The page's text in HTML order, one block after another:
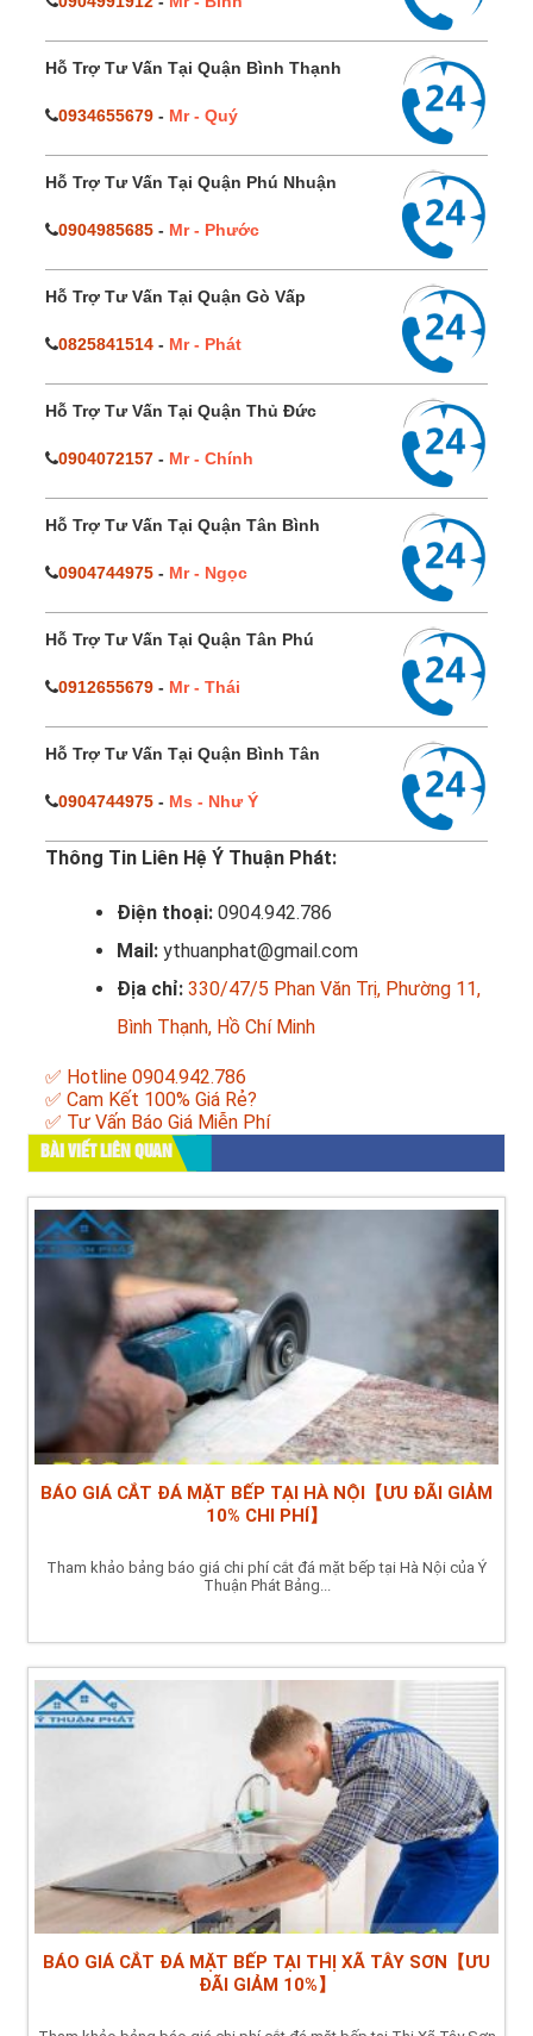
Hỗ Trợ Tư Vấn Tại Quận Bình Thạnh
0934655679 - Mr - Quý
Hỗ Trợ Tư Vấn Tại Quận Phú Nhuận
0904985685 - Mr - Phước
Hỗ Trợ Tư Vấn Tại Quận Gò Vấp
0825841514 - Mr - Phát
Hỗ Trợ Tư Vấn Tại Quận Thủ Đức
0904072157 - Mr - Chính
Hỗ Trợ Tư Vấn Tại Quận Tân Bình
0904744975 - Mr - Ngọc
Hỗ Trợ Tư Vấn Tại Quận Tân Phú
0912655679 - Mr - Thái
Hỗ Trợ Tư Vấn Tại Quận Bình Tân
0904744975 - Ms - Như Ý
Thông Tin Liên Hệ Ý Thuận Phát:
Điện thoại: 0904.942.786
Mail: ythuanphat@gmail.com
Địa chỉ: 330/47/5 Phan Văn Trị, Phường 11,
Bình Thạnh, Hồ Chí Minh
✅ Hotline 0904.942.786
✅ Cam Kết 100% Giá Rẻ?
✅ Tư Vấn Báo Giá Miễn Phí
BÀI VIẾT LIÊN QUAN
BÁO GIÁ CẮT ĐÁ MẶT BẾP TẠI HÀ NỘI【ƯU ĐÃI GIẢM
10% CHI PHÍ】
Tham khảo bảng báo giá chi phí cắt đá mặt bếp tại Hà Nội của Ý
Thuận Phát Bảng...
BÁO GIÁ CẮT ĐÁ MẶT BẾP TẠI THỊ XÃ TÂY SƠN【ƯU
ĐÃI GIẢM 10%】